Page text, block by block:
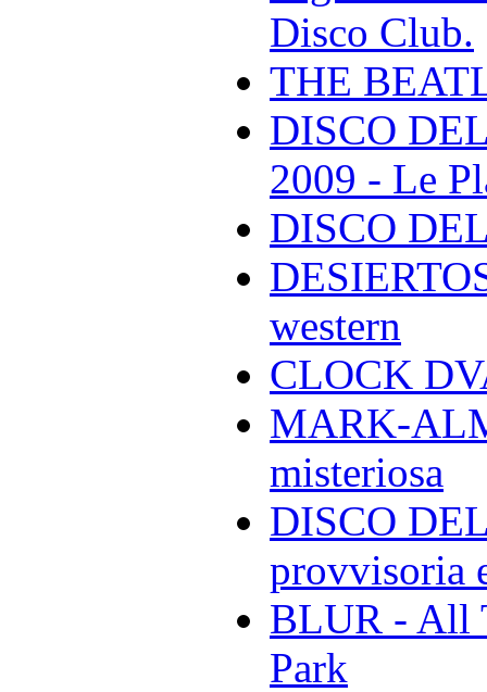
Disco Club.
THE
DISCO
2009 - Le
DISCO
western
CLOCK
MARK-
misteriosa
DISCO
provvisoria
BLUR - All
Park